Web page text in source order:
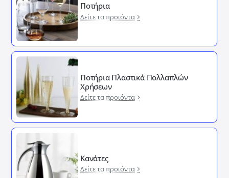
Ποτήρια
Δείτε τα προιόντα
Ποτήρια Πλαστικά Πολλαπλών
Χρήσεων
Δείτε τα προιόντα
Κανάτες
Δείτε τα προιόντα